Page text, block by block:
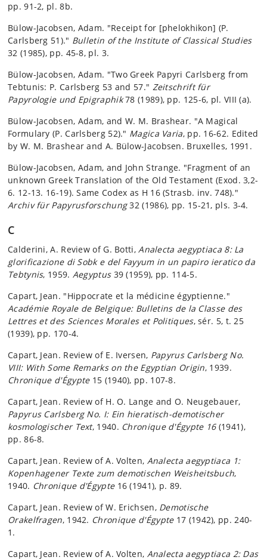
pp. 91-2, pl. 8b.
Bülow-Jacobsen, Adam. "Receipt for [phelokhikon] (P.
Carlsberg 51)." Bulletin of the Institute of Classical Studies
32 (1985), pp. 45-8, pl. 3.
Bülow-Jacobsen, Adam. "Two Greek Papyri Carlsberg from
Tebtunis: P. Carlsberg 53 and 57." Zeitschrift für
Papyrologie und Epigraphik78 (1989), pp. 125-6, pl. VIII (a).
Bülow-Jacobsen, Adam, and W. M. Brashear. "A Magical
Formulary (P. Carlsberg 52)." Magica Varia, pp. 16-62. Edited
by W. M. Brashear and A. Bülow-Jacobsen. Bruxelles, 1991.
Bülow-Jacobsen, Adam, and John Strange. "Fragment of an
unknown Greek Translation of the Old Testament (Exod. 3,2-
6. 12-13. 16-19). Same Codex as H 16 (Strasb. inv. 748)."
Archiv für Papyrusforschung32 (1986), pp. 15-21, pls. 3-4.
C
Calderini, A. Review of G. Botti,Analecta aegyptiaca 8: La
glorificazione di Sobk e del Fayyum in un papiro ieratico da
Tebtynis, 1959. Aegyptus39 (1959), pp. 114-5.
Capart, Jean. "Hippocrate et la médicine égyptienne."
Académie Royale de Belgique: Bulletins de la Classe des
Lettres et des Sciences Morales et Politiques, sér. 5, t. 25
(1939), pp. 170-4.
Capart, Jean. Review of E. Iversen, Papyrus Carlsberg No.
VIII: With Some Remarks on the Egyptian Origin, 1939.
Chronique d'Égypte15 (1940), pp. 107-8.
Capart, Jean. Review of H. O. Lange and O. Neugebauer,
Papyrus Carlsberg No. I: Ein hieratisch-demotischer
kosmologischer Text, 1940. Chronique d'Égypte 16(1941),
pp. 86-8.
Capart, Jean. Review of A. Volten, Analecta aegyptiaca 1:
Kopenhagener Texte zum demotischen Weisheitsbuch,
1940. Chronique d'Égypte16 (1941), p. 89.
Capart, Jean. Review of W. Erichsen, Demotische
Orakelfragen, 1942. Chronique d'Égypte17 (1942), pp. 240-
1.
Capart, Jean. Review of A. Volten, Analecta aegyptiaca 2: Das